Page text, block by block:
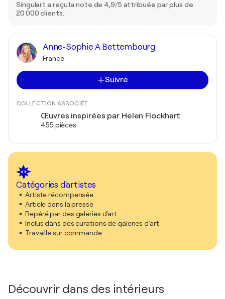
Singulart a reçu la note de 4,9/5 attribuée par plus de
20 000 clients.
Anne-Sophie A Bettembourg
France
Suivre
COLLECTION ASSOCIÉE
Œuvres inspirées par Helen Flockhart
455 pièces
Catégories d'artistes
Artiste récompensée
Article dans la presse
Repéré par des galeries d'art
Inclus dans des curations de galeries d'art
Travaille sur commande
Découvrir dans des intérieurs